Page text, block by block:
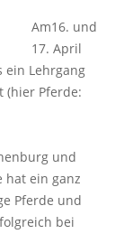
Am16. und
17. April
ein Lehrgang
(hier Pferde:
und
hat ein ganz
Pferde und
bei